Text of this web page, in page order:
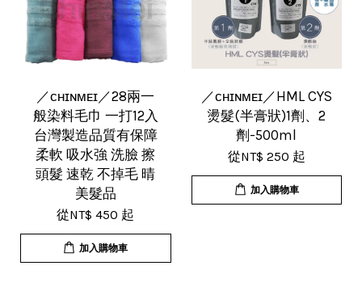
／ᴄʜɪɴᴍᴇɪ／28兩一
般染料毛巾 一打12入
台灣製造品質有保障
柔軟 吸水強 洗臉 擦
頭髮 速乾 不掉毛 晴
美髮品
從NT$ 450 起
加入購物車
／ᴄʜɪɴᴍᴇɪ／HML CYS
燙髮(半膏狀)1劑、2
劑-500ml
從NT$ 250 起
加入購物車